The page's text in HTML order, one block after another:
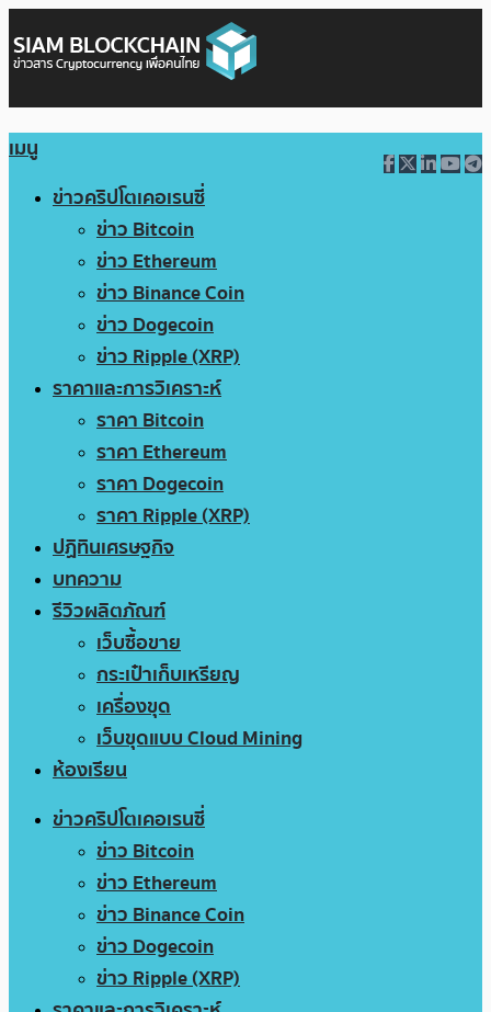
เมนู
ข่าวคริปโตเคอเรนซี่
ข่าว Bitcoin
ข่าว Ethereum
ข่าว Binance Coin
ข่าว Dogecoin
ข่าว Ripple (XRP)
ราคาและการวิเคราะห์
ราคา Bitcoin
ราคา Ethereum
ราคา Dogecoin
ราคา Ripple (XRP)
ปฏิทินเศรษฐกิจ
บทความ
รีวิวผลิตภัณฑ์
เว็บซื้อขาย
กระเป๋าเก็บเหรียญ
เครื่องขุด
เว็บขุดแบบ Cloud Mining
ห้องเรียน
ข่าวคริปโตเคอเรนซี่
ข่าว Bitcoin
ข่าว Ethereum
ข่าว Binance Coin
ข่าว Dogecoin
ข่าว Ripple (XRP)